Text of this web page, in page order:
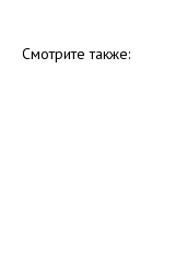
Смотрите также: